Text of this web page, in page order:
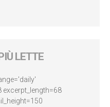
LETTE
excerpt_length=68